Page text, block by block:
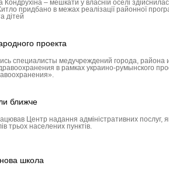
Кондрухіна – мешкати у власній оселі
придбано в межах реалізації районної
дітей
проекта
специалисты медучреждений города, района
в рамках украино-румынского
ближче
Центр надання адміністративних послуг,
трьох населених пунктів.
школа